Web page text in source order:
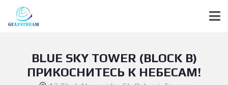
BLUE SKY TOWER (BLOCK B)
ПРИКОСНИТЕСЬ К НЕБЕСАМ!